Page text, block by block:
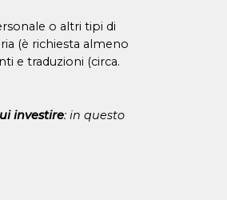
o altri tipi di
(è richiesta almeno
e traduzioni (circa.
investire: in questo